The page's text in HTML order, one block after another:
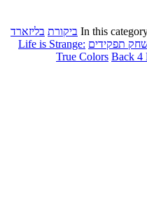
In this ביקורת בליזארד
תפקידים Life is Strange:
True Colors Back 4